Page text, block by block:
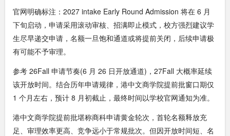
官网明确标注：2027 intake Early Round Admission 将在 6 月
下旬启动，申请采用滚动审核、招满即止模式，校方强烈建议学
生尽早递交申请，名额一旦饱和通道或将提前关闭，后续申请极
有可能不予审理。
参考 26Fall 申请节奏(6 月 26 日开放通道)，27Fall 大概率延续
该开放时间。结合历年申请规律，港中文商学院提前批窗口期仅
1 个月左右，预计 8 月初截止，最终时间以学校官网通知为准。
港中文商学院提前批堪称商科申请黄金轮次，首轮名额释放充
足、审理效率更高、竞争远小于常规批次。但因开放时间短、名